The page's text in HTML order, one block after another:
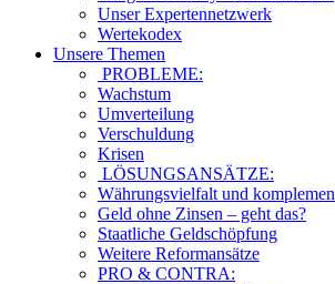
Unser Expertennetzwerk
Wertekodex
Unsere Themen
PROBLEME:
Wachstum
Umverteilung
Verschuldung
Krisen
LÖSUNGSANSÄTZE:
Währungsvielfalt und
Geld ohne Zinsen – geht das?
Staatliche Geldschöpfung
Weitere Reformansätze
PRO & CONTRA: